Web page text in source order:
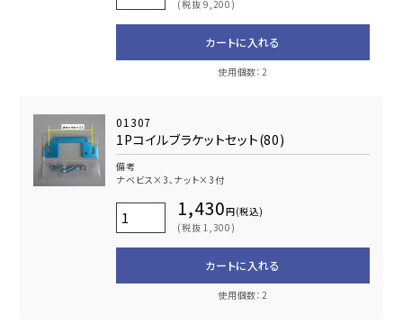
(税抜 9,200)
カートに入れる
使用個数：2
01307
1Pコイルブラケットセット(80)
備考
ナベビス×3､ナット×3付
1,430円(税込)
(税抜 1,300)
カートに入れる
使用個数：2